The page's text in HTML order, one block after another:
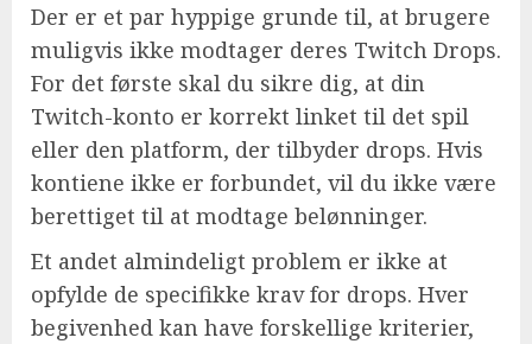
Der er et par hyppige grunde til, at brugere
muligvis ikke modtager deres Twitch Drops.
For det første skal du sikre dig, at din
Twitch-konto er korrekt linket til det spil
eller den platform, der tilbyder drops. Hvis
kontiene ikke er forbundet, vil du ikke være
berettiget til at modtage belønninger.
Et andet almindeligt problem er ikke at
opfylde de specifikke krav for drops. Hver
begivenhed kan have forskellige kriterier,